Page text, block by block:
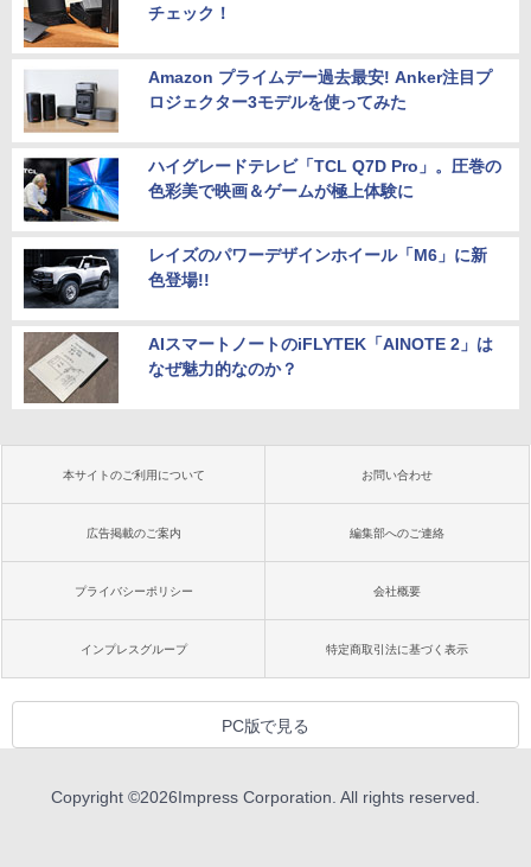
チェック！
Amazon プライムデー過去最安! Anker注目プ
ロジェクター3モデルを使ってみた
ハイグレードテレビ「TCL Q7D Pro」。圧巻の
色彩美で映画＆ゲームが極上体験に
レイズのパワーデザインホイール「M6」に新
色登場!!
AIスマートノートのiFLYTEK「AINOTE 2」は
なぜ魅力的なのか？
本サイトのご利用について お問い合わせ
広告掲載のご案内 編集部へのご連絡
プライバシーポリシー 会社概要
インプレスグループ 特定商取引法に基づく表示
PC版で見る
Copyright ©2026Impress Corporation. All rights reserved.